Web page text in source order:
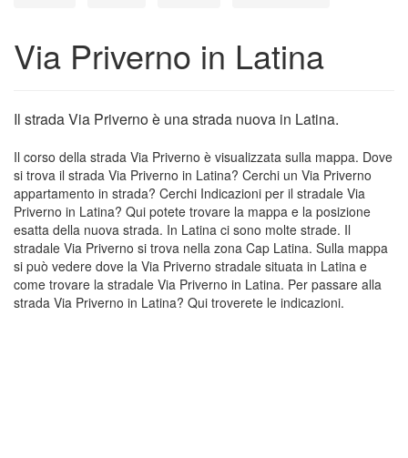
Via Priverno in Latina
Il strada Via Priverno è una strada nuova in Latina.
Il corso della strada Via Priverno è visualizzata sulla mappa. Dove
si trova il strada Via Priverno in Latina? Cerchi un Via Priverno
appartamento in strada? Cerchi Indicazioni per il stradale Via
Priverno in Latina? Qui potete trovare la mappa e la posizione
esatta della nuova strada. In Latina ci sono molte strade. Il
stradale Via Priverno si trova nella zona Cap Latina. Sulla mappa
si può vedere dove la Via Priverno stradale situata in Latina e
come trovare la stradale Via Priverno in Latina. Per passare alla
strada Via Priverno in Latina? Qui troverete le indicazioni.